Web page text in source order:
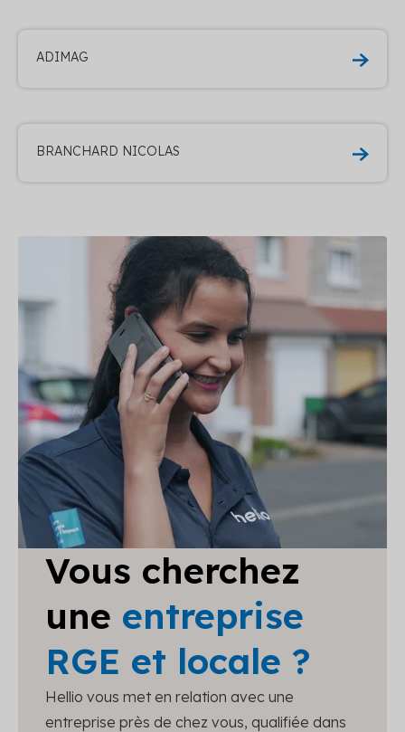
ADIMAG
BRANCHARD NICOLAS
Vous cherchez
une entreprise
RGE et locale ?
Hellio vous met en relation avec une
entreprise près de chez vous, qualifiée dans